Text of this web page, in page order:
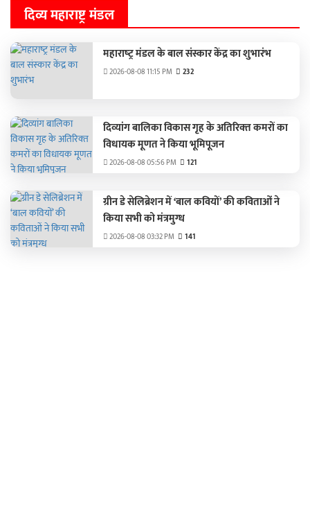
दिव्य महाराष्ट्र मंडल
महाराष्‍ट्र मंडल के बाल संस्‍कार केंद्र का शुभारंभ
2026-08-08 11:15 PM 232
दिव्‍यांग बालिका विकास गृह के अतिरिक्‍त कमरों का
विधायक मूणत ने किया भूमिपूजन
2026-08-08 05:56 PM 121
ग्रीन डे सेलिब्रेशन में ‘बाल कवियों’ की कविताओं ने
किया सभी को मंत्रमुग्ध
2026-08-08 03:32 PM 141